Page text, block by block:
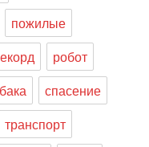
пожилые
робот
спасение
транспорт